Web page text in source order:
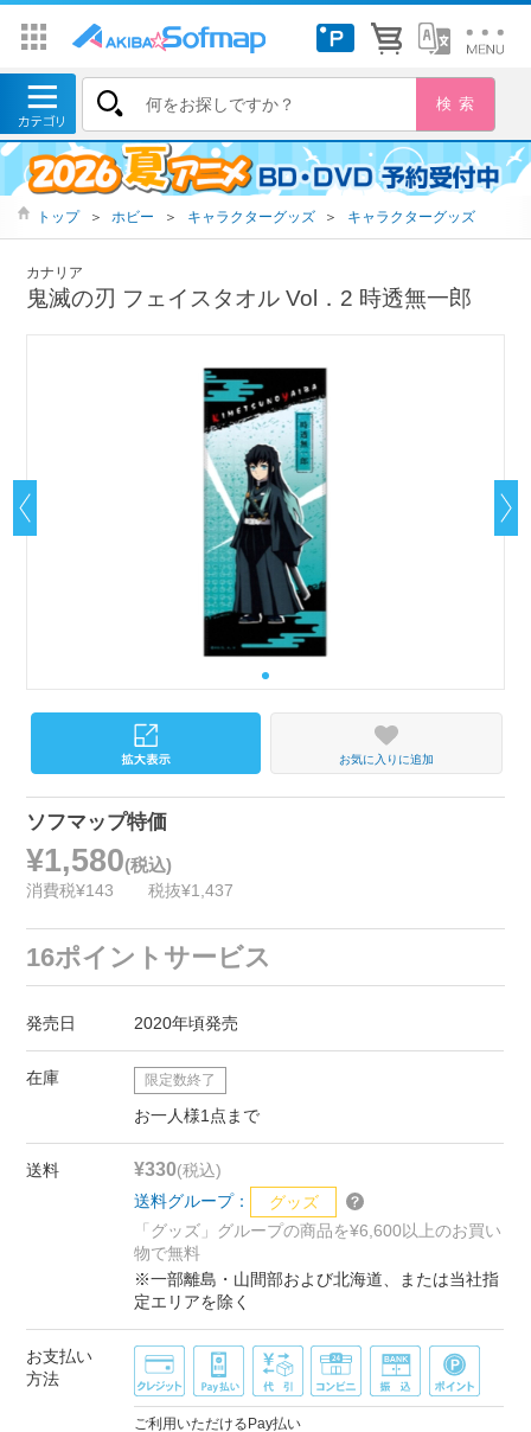
トップ ＞ ホビー ＞ キャラクターグッズ ＞ キャラクターグッズ
カナリア
鬼滅の刃 フェイスタオル Vol．2 時透無一郎
お気に入りに追加
ソフマップ特価
¥1,580(税込)
消費税¥143 税抜¥1,437
16ポイントサービス
発売日 2020年頃発売
在庫 限定数終了
お一人様1点まで
送料 ¥330(税込)
送料グループ：
グッズ
「グッズ」グループの商品を¥6,600以上のお買い
物で無料
※一部離島・山間部および北海道、または当社指
定エリアを除く
お支払い
方法
ご利用いただけるPay払い